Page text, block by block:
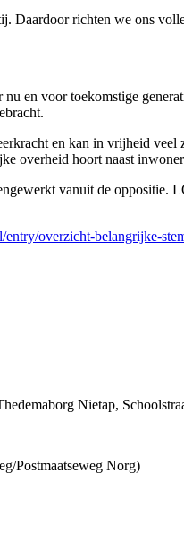
Daardoor richten we ons
en voor toekomstige
en kan in vrijheid
overheid hoort naast
vanuit de
overzicht-belangrijke-
Nietap,
Postmaatseweg Norg)